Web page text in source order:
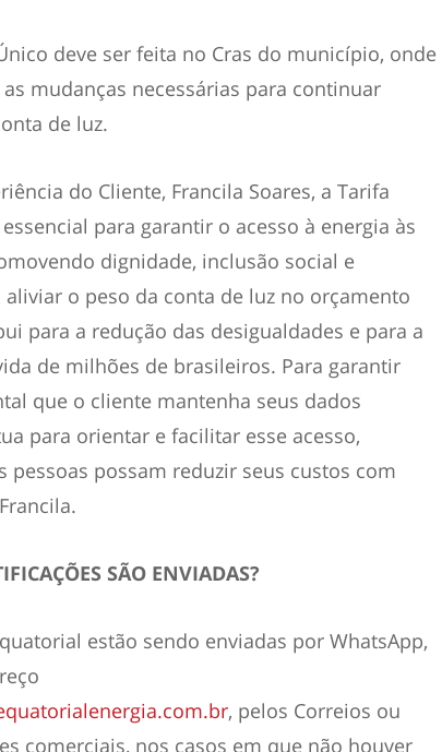
deve ser feita no Cras do município, onde
mudanças necessárias para continuar
de luz.
do Cliente, Francila Soares, a Tarifa
para garantir o acesso à energia às
dignidade, inclusão social e
aliviar o peso da conta de luz no orçamento
para a redução das desigualdades e para a
de milhões de brasileiros. Para garantir
que o cliente mantenha seus dados
para orientar e facilitar esse acesso,
possam reduzir seus custos com
SÃO ENVIADAS?
estão sendo enviadas por WhatsApp,
, pelos Correios ou
comerciais, nos casos em que não houver